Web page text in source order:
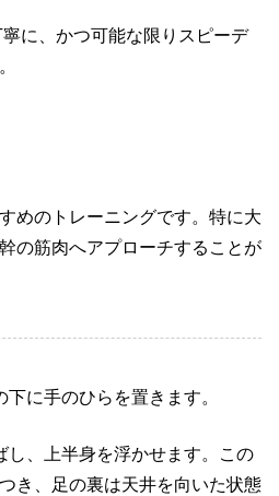
寧に、かつ可能な限りスピーデ
めのトレーニングです。特に大
の筋肉へアプローチすることが
下に手のひらを置きます。
し、上半身を浮かせます。この
き、足の裏は天井を向いた状態